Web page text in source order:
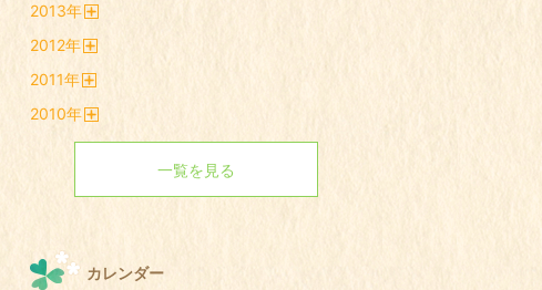
2013年
2012年
2011年
2010年
一覧を見る
カレンダー